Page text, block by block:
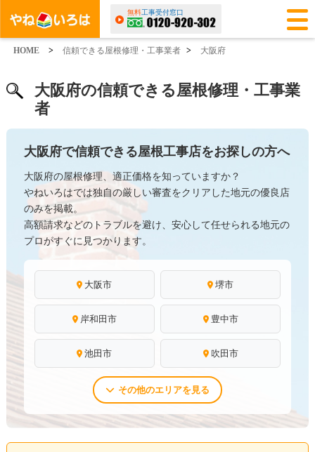
無料工事受付窓口
HOME > 信頼できる屋根修理・工事業者 > 大阪府
大阪府の信頼できる屋根修理・工事業
者
大阪府で信頼できる屋根工事店をお探しの方へ
大阪府の屋根修理、適正価格を知っていますか？
やねいろはでは独自の厳しい審査をクリアした地元の優良店
のみを掲載。
高額請求などのトラブルを避け、安心して任せられる地元の
プロがすぐに見つかります。
大阪市 堺市
岸和田市 豊中市
池田市 吹田市
その他のエリアを見る